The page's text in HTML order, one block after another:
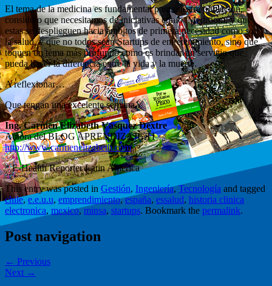
El tema de la medicina es fundamental para nuestra población,
considero que necesitamos de iniciativas como Medroom, y que
estas se desplieguen hacia ámbitos de primera necesidad como son
la salud, y que no todos sean Startups de entretenimiento, sino que
toquen un tema más profundo como es brindar un servicio que
pueda hacer la diferencia entre la vida y la muerte.
A reflexionar…
Que tengan una excelente semana,
Ing. Carmen Elizabeth Vásquez Dextre
Autora del BLOG APRENDIZAJE TI
http://www.carmenelizabeth.com
* E-Health Reporter Latin America
This entry was posted in Gestión, Ingeniería,Tecnología and tagged
chile,e.e.u.u, emprendimiento,españa, essalud, historia clinica
electronica, mexico,minsa, startups. Bookmark the permalink.
Post navigation
← Previous
Next →